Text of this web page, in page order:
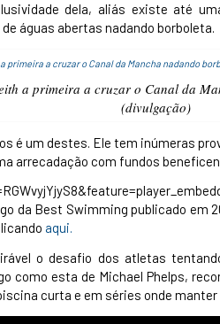
dela, aliás existe até
águas abertas nadando borboleta.
a primeira a cruzar o Canal da
(divulgação)
é um destes. Ele tem inúmeras
arrecadação com fundos
da Best Swimming publicado em
aqui.
o desafio dos atletas
como esta de Michael Phelps,
curta e em séries onde